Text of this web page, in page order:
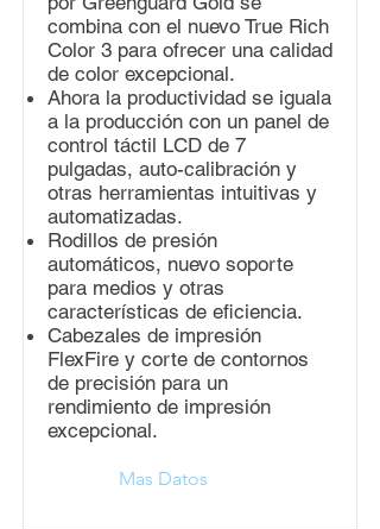
combina con el nuevo True Rich
Color 3 para ofrecer una calidad
de color excepcional.
Ahora la productividad se iguala
a la producción con un panel de
control táctil LCD de 7
pulgadas, auto-calibración y
otras herramientas intuitivas y
automatizadas.
Rodillos de presión
automáticos, nuevo soporte
para medios y otras
características de eficiencia.
Cabezales de impresión
FlexFire y corte de contornos
de precisión para un
rendimiento de impresión
excepcional.
Mas Datos